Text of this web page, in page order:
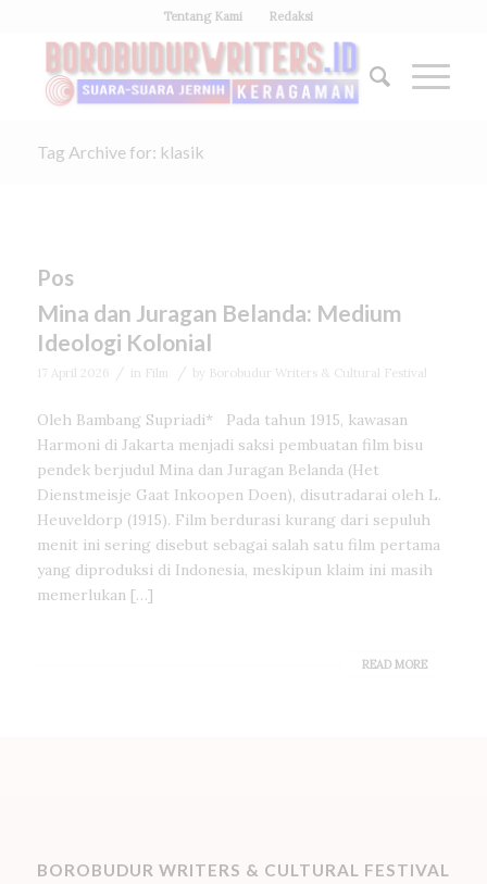
Tentang Kami Redaksi
Tag Archive for: klasik
Pos
Mina dan Juragan Belanda: Medium
Ideologi Kolonial
17 April 2026 / in Film / by Borobudur Writers & Cultural Festival
Oleh Bambang Supriadi* Pada tahun 1915, kawasan
Harmoni di Jakarta menjadi saksi pembuatan film bisu
pendek berjudul Mina dan Juragan Belanda (Het
Dienstmeisje Gaat Inkoopen Doen), disutradarai oleh L.
Heuveldorp (1915). Film berdurasi kurang dari sepuluh
menit ini sering disebut sebagai salah satu film pertama
yang diproduksi di Indonesia, meskipun klaim ini masih
memerlukan […]
READ MORE
BOROBUDUR WRITERS & CULTURAL FESTIVAL